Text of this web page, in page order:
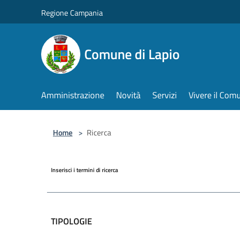
Regione Campania
Comune di Lapio
Amministrazione Novità Servizi Vivere il
Home > Ricerca
Inserisci i termini di ricerca
filtri da applicare
TIPOLOGIE